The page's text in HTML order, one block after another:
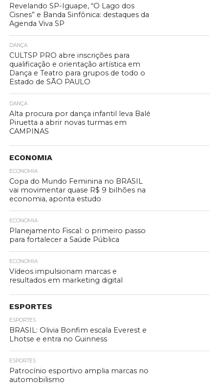
Revelando SP-Iguape, “O Lago dos
Cisnes” e Banda Sinfônica: destaques da
Agenda Viva SP
DANÇA
CULTSP PRO abre inscrições para
qualificação e orientação artística em
Dança e Teatro para grupos de todo o
Estado de SÃO PAULO
DANÇA
Alta procura por dança infantil leva Balé
Piruetta a abrir novas turmas em
CAMPINAS
ECONOMIA
ECONOMIA
Copa do Mundo Feminina no BRASIL
vai movimentar quase R$ 9 bilhões na
economia, aponta estudo
ECONOMIA
Planejamento Fiscal: o primeiro passo
para fortalecer a Saúde Pública
ECONOMIA
Vídeos impulsionam marcas e
resultados em marketing digital
ESPORTES
ESPORTES
BRASIL: Olivia Bonfim escala Everest e
Lhotse e entra no Guinness
ESPORTES
Patrocínio esportivo amplia marcas no
automobilismo